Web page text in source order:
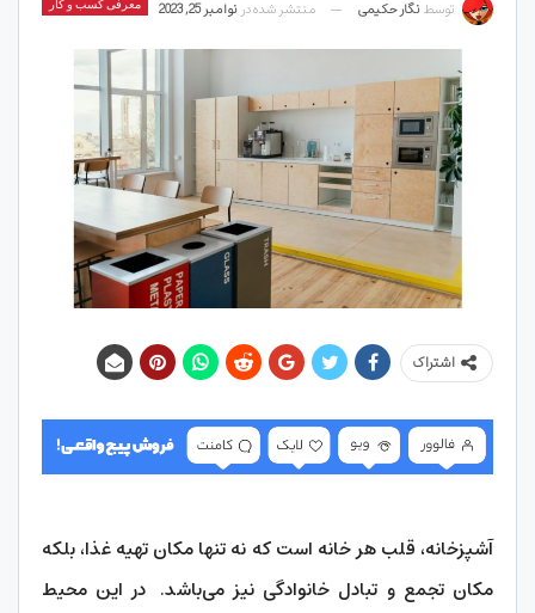
معرفی کسب و کار توسط نگار حکیمی منتشر شده در نوامبر 25, 2023
اشتراک
آشپزخانه، قلب هر خانه است که نه تنها مکان تهیه غذا، بلکه
مکان تجمع و تبادل خانوادگی نیز می‌باشد. در این محیط